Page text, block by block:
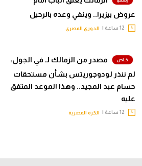
عروض بيزيرا.. وينفي وعده بالرحيل
الدوري المصري
مصدر من الزمالك لـ في الجول:
لم ننذر لودوجوريتس بشأن مستحقات
حسام عبد المجيد.. وهذا الموعد المتفق
عليه
الكرة المصرية